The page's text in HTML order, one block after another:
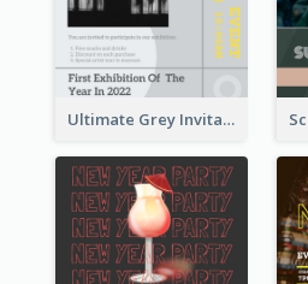
Ultimate Grey Invitation Design Template